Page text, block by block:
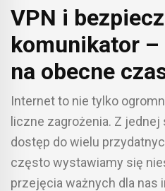
VPN i
komunikator –
na obecne
Internet to nie tylko
liczne zagrożenia. Z
dostęp do wielu
często wystawiamy się
przejęcia ważnych dla nas